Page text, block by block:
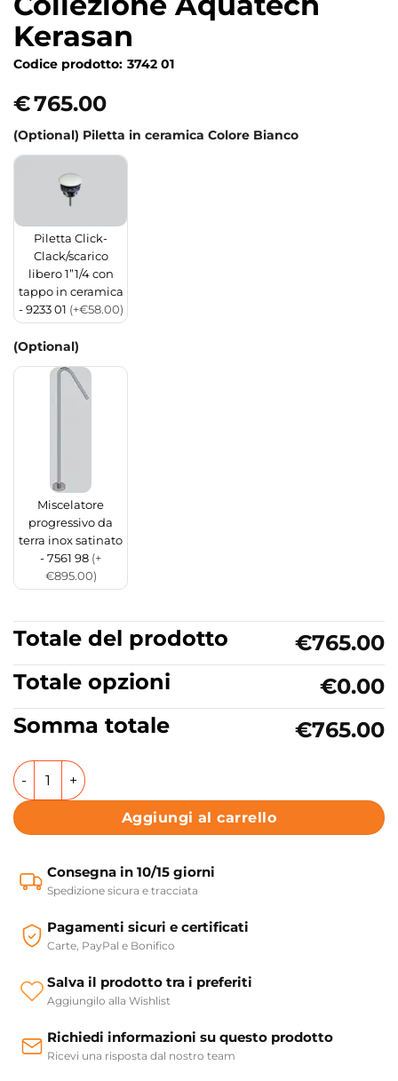
Kerasan
Codice prodotto: 3742 01
€765.00
(Optional) Piletta in ceramica Colore Bianco
Piletta Click-
Clack/scarico
libero 1”1/4 con
tappo in ceramica
- 9233 01 (+€58.00)
(Optional)
Miscelatore
progressivo da
terra inox satinato
- 7561 98 (+
€895.00)
Totale del prodotto
€765.00
Totale opzioni
€0.00
Somma totale
€765.00
Lavabo freestanding in ceramica 60 cm Collezione
Aggiungi al carrello
Consegna in 10/15 giorni
Spedizione sicura e tracciata
Pagamenti sicuri e certificati
Carte, PayPal e Bonifico
Salva il prodotto tra i preferiti
Aggiungilo alla Wishlist
Richiedi informazioni su questo prodotto
Ricevi una risposta dal nostro team